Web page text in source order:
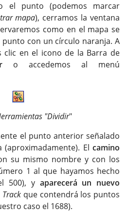
el punto (podemos marcar
mapa), cerramos la ventana
como en el mapa se
con un círculo naranja. A
clic en el icono de la Barra de
o accedemos al menú
"Dividir"
el punto anterior señalado
El camino
su mismo nombre y con los
1 al que hayamos hecho
500), y aparecerá un nuevo
Track que contendrá los puntos
caso el 1688).